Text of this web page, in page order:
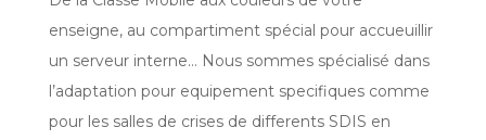
enseigne, au compartiment spécial pour accueuillir
un serveur interne… Nous sommes spécialisé dans
l’adaptation pour equipement specifiques comme
pour les salles de crises de differents SDIS en